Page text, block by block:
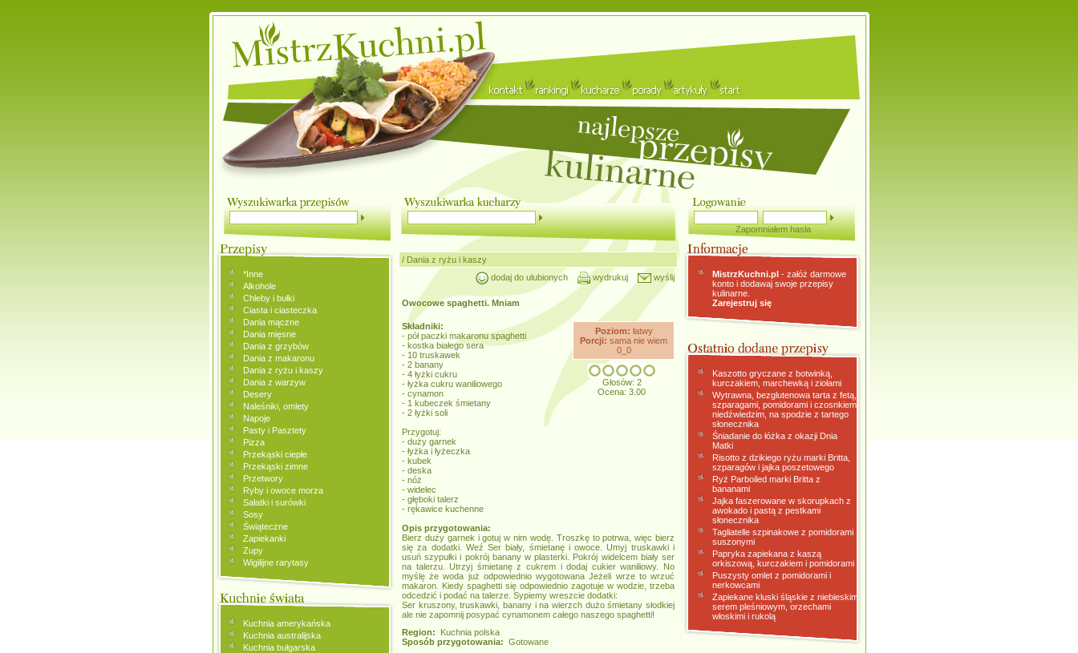
Zapomniałem hasła
*Inne
Alkohole
Chleby i bułki
Ciasta i ciasteczka
Dania mączne
Dania mięsne
Dania z grzybów
Dania z makaronu
Dania z ryżu i kaszy
Dania z warzyw
Desery
Naleśniki, omlety
Napoje
Pasty i Pasztety
Pizza
Przekąski ciepłe
Przekąski zimne
Przetwory
Ryby i owoce morza
Sałatki i surówki
Sosy
Świąteczne
Zapiekanki
Zupy
Wigilijne rarytasy
Kuchnia amerykańska
Kuchnia australijska
Kuchnia bułgarska
/ Dania z ryżu i kaszy
dodaj do ulubionych
wydrukuj wyślij
Owocowe spaghetti. Mniam
Poziom: łatwy
Porcji: sama nie wiem
0_0
Głosów: 2
Ocena: 3.00
Składniki:
- pół paczki makaronu spaghetti
- kostka białego sera
- 10 truskawek
- 2 banany
- 4 łyżki cukru
- łyżka cukru waniliowego
- cynamon
- 1 kubeczek śmietany
- 2 łyżki soli
Przygotuj:
- duży garnek
- łyżka i łyżeczka
- kubek
- deska
- nóż
- widelec
- głęboki talerz
- rękawice kuchenne
Opis przygotowania:
Bierz duży garnek i gotuj w nim wodę. Troszkę to potrwa, więc bierz
się za dodatki. Weź Ser biały, śmietanę i owoce. Umyj truskawki i
usuń szypułki i pokrój banany w plasterki. Pokrój widelcem biały ser
na talerzu. Utrzyj śmietanę z cukrem i dodaj cukier waniliowy. No
myślę że woda już odpowiednio wygotowana Jeżeli wrze to wrzuć
makaron. Kiedy spaghetti się odpowiednio zagotuje w wodzie, trzeba
odcedzić i podać na talerze. Sypiemy wreszcie dodatki:
Ser kruszony, truskawki, banany i na wierzch dużo śmietany słodkiej
ale nie zapomnij posypać cynamonem całego naszego spaghetti!
Region: Kuchnia polska
Sposób przygotowania: Gotowane
MistrzKuchni.pl- załóż darmowe
konto i dodawaj swoje przepisy
kulinarne.
Zarejestruj się
Kaszotto gryczane z botwinką,
kurczakiem, marchewką i ziołami
Wytrawna, bezglutenowa tarta z fetą,
szparagami, pomidorami i czosnkiem
niedźwiedzim, na spodzie z tartego
słonecznika
Śniadanie do łóżka z okazji Dnia
Matki
Risotto z dzikiego ryżu marki Britta,
szparagów i jajka poszetowego
Ryż Parboiled marki Britta z
bananami
Jajka faszerowane w skorupkach z
awokado i pastą z pestkami
słonecznika
Tagliatelle szpinakowe z pomidorami
suszonymi
Papryka zapiekana z kaszą
orkiszową, kurczakiem i pomidorami
Puszysty omlet z pomidorami i
nerkowcami
Zapiekane kluski śląskie z niebieskim
serem pleśniowym, orzechami
włoskimi i rukolą